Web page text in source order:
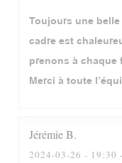
Toujours une
cadre est
prenons à chaque
Merci à toute
JérémieB
2024-03-26 - 19:30